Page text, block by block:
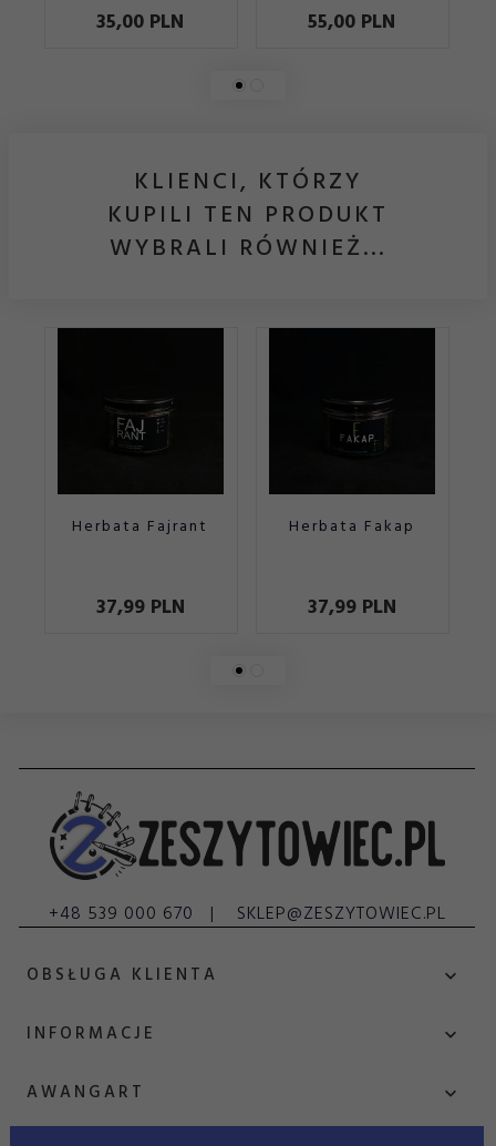
35,00 PLN 55,00 PLN
KLIENCI, KTÓRZY
KUPILI TEN PRODUKT
WYBRALI RÓWNIEŻ...
Herbata Fajrant
37,99 PLN
Herbata Fakap
37,99 PLN
+48 539 000 670 SKLEP@ZESZYTOWIEC.PL
OBSŁUGA KLIENTA
INFORMACJE
AWANGART